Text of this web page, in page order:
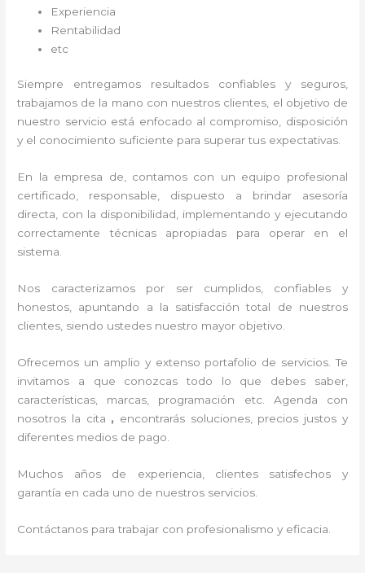
Experiencia
Rentabilidad
etc
Siempre entregamos resultados confiables y seguros,
trabajamos de la mano con nuestros clientes, el objetivo de
nuestro servicio está enfocado al compromiso, disposición
y el conocimiento suficiente para superar tus expectativas.
En la empresa de , contamos con un equipo profesional
certificado, responsable, dispuesto a brindar asesoría
directa, con la disponibilidad, implementando y ejecutando
correctamente técnicas apropiadas para operar en el
sistema.
Nos caracterizamos por ser cumplidos, confiables y
honestos, apuntando a la satisfacción total de nuestros
clientes, siendo ustedes nuestro mayor objetivo.
Ofrecemos un amplio y extenso portafolio de servicios. Te
invitamos a que conozcas todo lo que debes saber,
características, marcas, programación etc. Agenda con
nosotros la cita , encontrarás soluciones, precios justos y
diferentes medios de pago.
Muchos años de experiencia, clientes satisfechos y
garantía en cada uno de nuestros servicios.
Contáctanos para trabajar con profesionalismo y eficacia.